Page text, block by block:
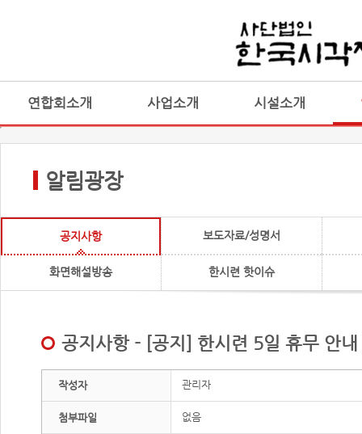
연합회소개 사업소개 시설소개
알림광장
공지사항 보도자료/성명서
화면해설방송 한시련 핫이슈
공지사항 - [공지] 한시련 5일 휴무 안내
작성자 관리자
첨부파일 없음